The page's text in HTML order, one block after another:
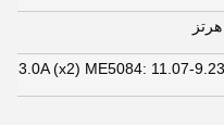
3.0A (x2) ME5084: 11.07-